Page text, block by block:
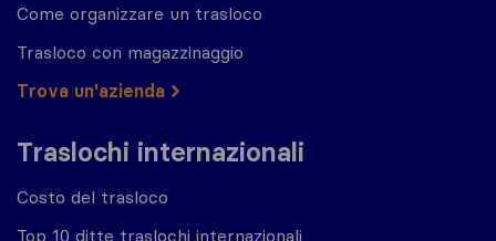
Come organizzare un trasloco
Trasloco con magazzinaggio
Trova un'azienda
Traslochi internazionali
Costo del trasloco
Top 10 ditte traslochi internazionali